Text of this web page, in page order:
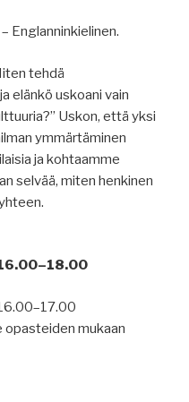
Englanninkielinen.
tehdä
elänkö uskoani vain
Uskon, että yksi
ymmärtäminen
ja kohtaamme
selvää, miten henkinen
mukaan